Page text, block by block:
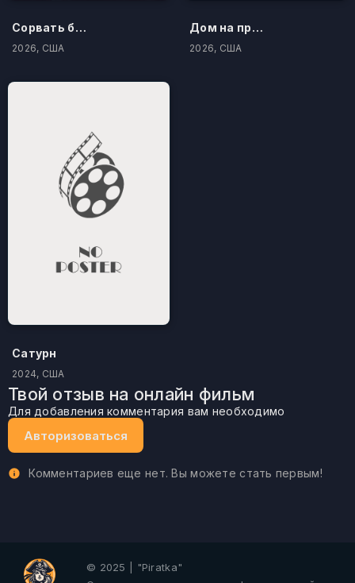
Сорвать банк 3: Вор-джентльмен
2026, США
Дом на проклятом холме
2026, США
Сатурн
2024, США
Твой отзыв на онлайн фильм
Для добавления комментария вам необходимо
Авторизоваться
Комментариев еще нет. Вы можете стать первым!
© 2025 | "Piratka"